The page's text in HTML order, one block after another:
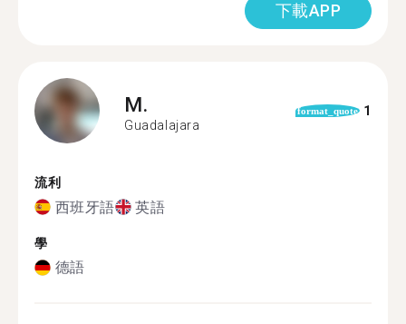
下載APP
M.
Guadalajara
format_quote 1
流利
西班牙語 英語
學
德語